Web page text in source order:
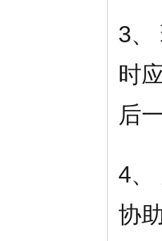
3、
时
后
4、
协